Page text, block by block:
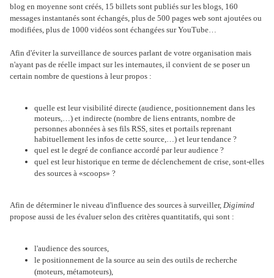
blog en moyenne sont créés, 15 billets sont publiés sur les blogs, 160
messages instantanés sont échangés, plus de 500 pages web sont ajoutées ou
modifiées, plus de 1000 vidéos sont échangées sur YouTube…
Afin d'éviter la surveillance de sources parlant de votre organisation mais
n'ayant pas de réelle impact sur les internautes, il convient de se poser un
certain nombre de questions à leur propos :
quelle est leur visibilité directe (audience, positionnement dans les
mo­teurs,…) et indirecte (nombre de liens entrants, nombre de
personnes abonnées à ses fils RSS, sites et portails reprenant
habituellement les infos de cette source,…) et leur tendance ?
quel est le degré de confiance accordé par leur audience ?
quel est leur historique en terme de déclenchement de crise, sont-elles
des sources à «scoops» ?
Afin de déterminer le niveau d'influence des sources à surveiller, Digimind
propose aussi de les évaluer selon des critères quantitatifs, qui sont :
l'audience des sources,
le positionnement de la source au sein des outils de recherche
(moteurs, métamoteurs),